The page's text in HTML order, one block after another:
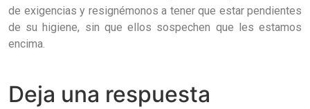
de exigencias y resignémonos a tener que estar pendientes
de su higiene, sin que ellos sospechen que les estamos
encima.
Deja una respuesta